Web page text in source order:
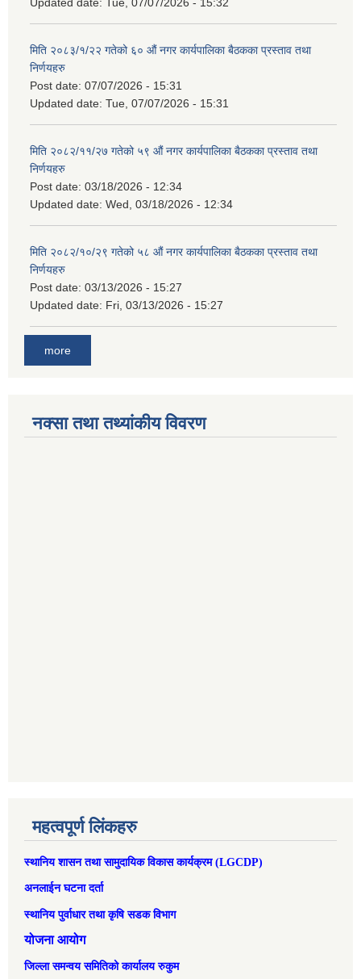
मिति २०८३/१/२२ गतेको ६० औं नगर कार्यपालिका बैठकका प्रस्ताव तथा
निर्णयहरु
Post date: 07/07/2026 - 15:31
Updated date: Tue, 07/07/2026 - 15:31
मिति २०८२/११/२७ गतेको ५९ औं नगर कार्यपालिका बैठकका प्रस्ताव तथा
निर्णयहरु
Post date: 03/18/2026 - 12:34
Updated date: Wed, 03/18/2026 - 12:34
मिति २०८२/१०/२९ गतेको ५८ औं नगर कार्यपालिका बैठकका प्रस्ताव तथा
निर्णयहरु
Post date: 03/13/2026 - 15:27
Updated date: Fri, 03/13/2026 - 15:27
more
नक्सा तथा तथ्यांकीय विवरण
महत्वपूर्ण लिंकहरु
स्थानिय शासन तथा सामुदायिक विकास कार्यक्रम (LGCDP)
अनलाईन घटना दर्ता
स्थानिय पुर्वाधार तथा कृषि सडक विभाग
योजना आयोग
जिल्ला समन्वय समितिको कार्यालय रुकुम